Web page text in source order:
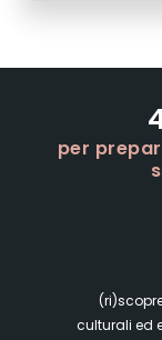
per
culturali ed